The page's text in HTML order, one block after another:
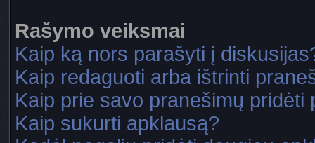
Rašymo veiksmai
Kaip ką nors parašyti į
Kaip redaguoti arba ištrinti
Kaip prie savo pranešimų pridėti
Kaip sukurti apklausą?